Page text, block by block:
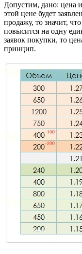
Допустим, дано: цена
этой цене будет
продажу, то значит,
повысится на одну
заявок покупки, то
принцип.